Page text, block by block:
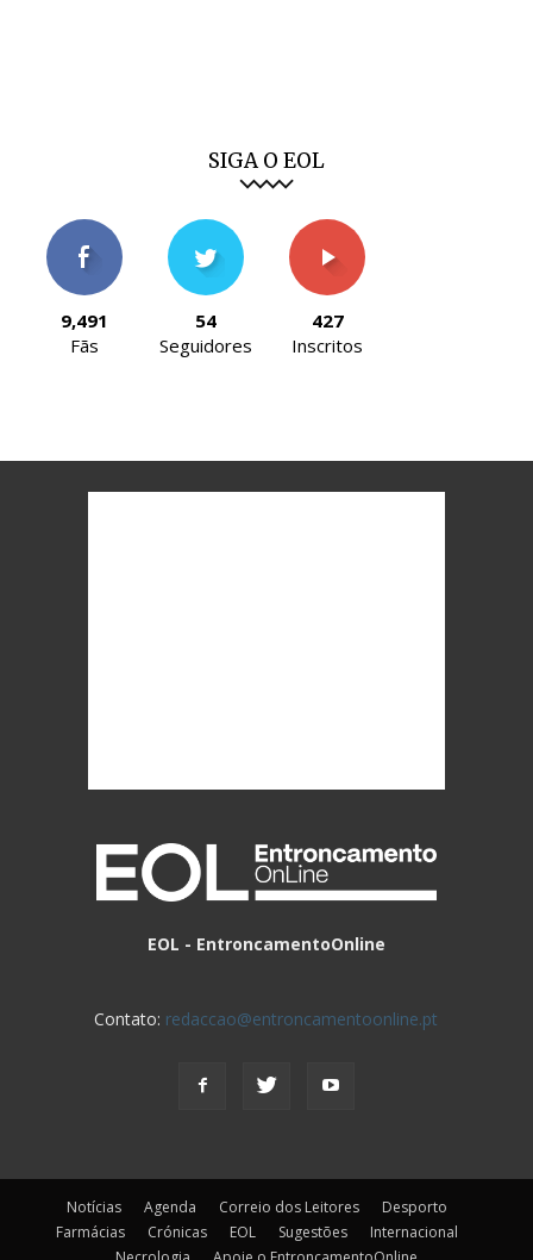
SIGA O EOL
9,491
Fãs
54
Seguidores
427
Inscritos
EOL - EntroncamentoOnline
Contato: redaccao@entroncamentoonline.pt
Notícias Agenda Correio dos Leitores
Desporto
Farmácias
Crónicas EOL Sugestões
Internacional